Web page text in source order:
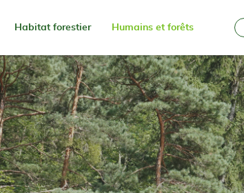
Habitat forestier Humains et forêts